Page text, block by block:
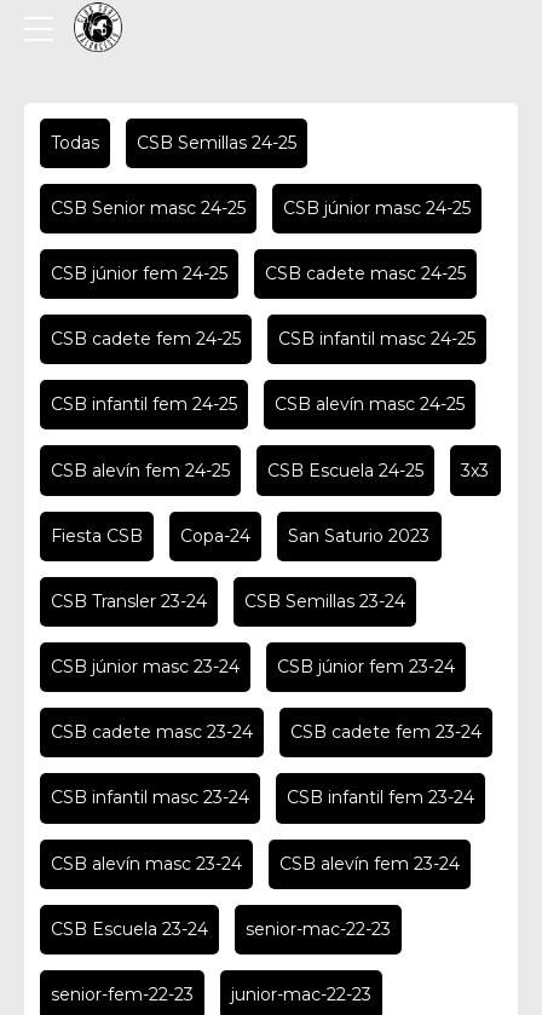
Todas CSB Semillas 24-25
CSB Senior masc 24-25 CSB júnior masc 24-25
CSB júnior fem 24-25 CSB cadete masc 24-25
CSB cadete fem 24-25 CSB infantil masc 24-25
CSB infantil fem 24-25 CSB alevín masc 24-25
CSB alevín fem 24-25 CSB Escuela 24-25 3x3
Fiesta CSB Copa-24 San Saturio 2023
CSB Transler 23-24 CSB Semillas 23-24
CSB júnior masc 23-24 CSB júnior fem 23-24
CSB cadete masc 23-24 CSB cadete fem 23-24
CSB infantil masc 23-24 CSB infantil fem 23-24
CSB alevín masc 23-24 CSB alevín fem 23-24
CSB Escuela 23-24 senior-mac-22-23
senior-fem-22-23 junior-mac-22-23